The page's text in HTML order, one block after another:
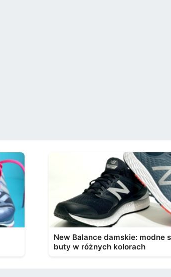
New Balance damskie: modne
buty w różnych kolorach